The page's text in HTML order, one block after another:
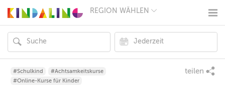
REGION WÄHLEN
MÜNCHEN
HAMBURG
FRANKFURT
KÖLN
#Schulkind
#Achtsamkeitskurse
#Online-Kurse für Kinder
teilen